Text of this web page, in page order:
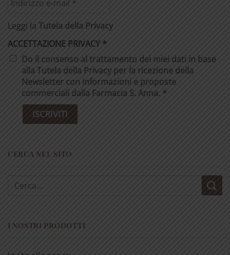
Leggi la Tutela della Privacy
ACCETTAZIONE PRIVACY *
Do il consenso al trattamento dei miei dati in base
alla Tutela della Privacy per la ricezione della
Newsletter con informazioni e proposte
commerciali dalla Farmacia S. Anna. *
CERCA NEL SITO
Cerca:
I NOSTRI PRODOTTI